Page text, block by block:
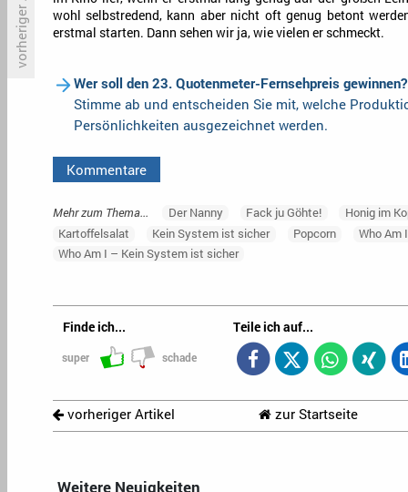
wohl selbstredend, kann aber nicht oft genug betont
erstmal starten. Dann sehen wir ja, wie vielen er schmeckt.
Wer soll den 23. Quotenmeter-Fernsehpreis gewinnen?
Stimme ab und entscheiden Sie mit, welche
Persönlichkeiten ausgezeichnet werden.
Kommentare
Mehr zum Thema... Der Nanny Fack ju Göhte!
Honig im
Kartoffelsalat
Kein System ist sicher Popcorn
Who Am I
Who Am I – Kein System ist sicher
Finde ich...
super schade
Teile ich auf...
vorheriger Artikel zur Startseite
Heißes Eis: Eishockey-WM lohnt
Weitere Neuigkeiten